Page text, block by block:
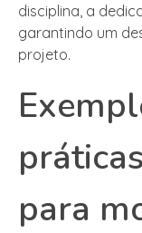
disciplina, a
garantindo um
projeto.
para